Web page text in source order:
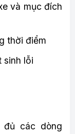
và mục đích
thời điểm
sinh lỗi
đủ các dòng